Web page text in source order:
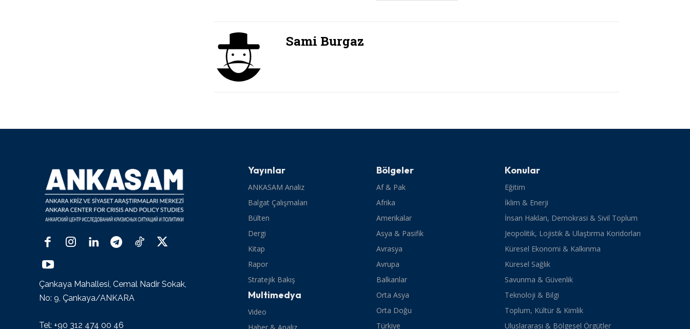
Sami Burgaz
Çankaya Mahallesi, Cemal Nadir Sokak,
No: 9, Çankaya/ANKARA
Tel: +90 312 474 00 46
Yayınlar
ANKASAM Analiz
Balgat Çalışmaları
Bülten
Dergi
Kitap
Rapor
Stratejik Bakış
Multimedya
Video
Haber & Analiz
Bölgeler
Af & Pak
Afrika
Amerikalar
Asya & Pasifik
Avrasya
Avrupa
Balkanlar
Orta Asya
Orta Doğu
Türkiye
Konular
Eğitim
İklim & Enerji
İnsan Hakları, Demokrasi & Sivil Toplum
Jeopolitik, Lojistik & Ulaştırma Koridorları
Küresel Ekonomi & Kalkınma
Küresel Sağlık
Savunma & Güvenlik
Teknoloji & Bilgi
Toplum, Kültür & Kimlik
Uluslararası & Bölgesel Örgütler